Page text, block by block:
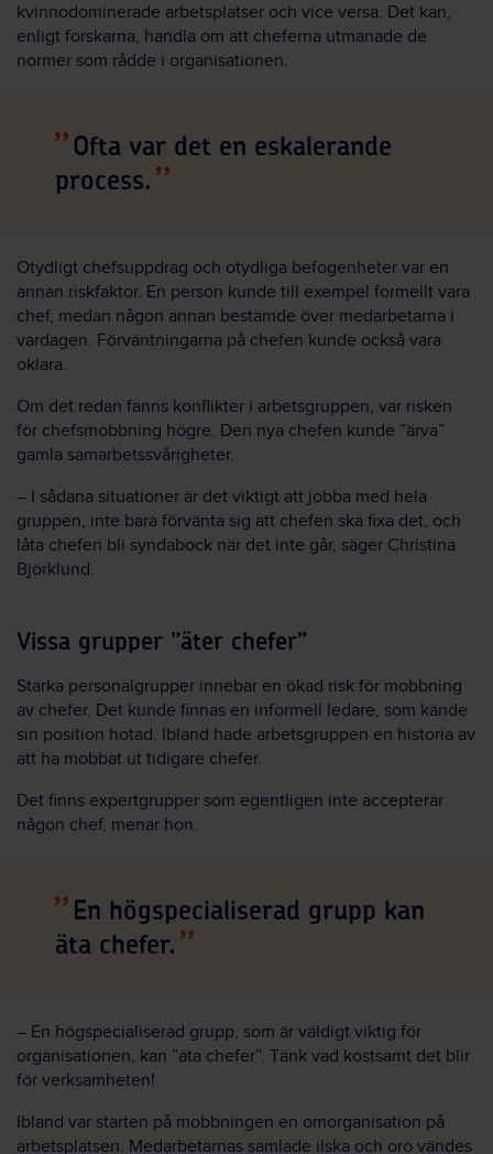
kvinnodominerade arbetsplatser och vice versa. Det kan,
enligt forskarna, handla om att cheferna utmanade de
normer som rådde i organisationen.
Ofta var det en eskalerande
process.
Otydligt chefsuppdrag och otydliga befogenheter var en
annan riskfaktor. En person kunde till exempel formellt vara
chef, medan någon annan bestämde över medarbetarna i
vardagen. Förväntningarna på chefen kunde också vara
oklara.
Om det redan fanns konflikter i arbetsgruppen, var risken
för chefsmobbning högre. Den nya chefen kunde ”ärva”
gamla samarbetssvårigheter.
– I sådana situationer är det viktigt att jobba med hela
gruppen, inte bara förvänta sig att chefen ska fixa det, och
låta chefen bli syndabock när det inte går, säger Christina
Björklund.
Vissa grupper ”äter chefer”
Starka personalgrupper innebar en ökad risk för mobbning
av chefer. Det kunde finnas en informell ledare, som kände
sin position hotad. Ibland hade arbetsgruppen en historia av
att ha mobbat ut tidigare chefer.
Det finns expertgrupper som egentligen inte accepterar
någon chef, menar hon.
En högspecialiserad grupp kan
äta chefer.
– En högspecialiserad grupp, som är väldigt viktig för
organisationen, kan ”äta chefer”. Tänk vad kostsamt det blir
för verksamheten!
Ibland var starten på mobbningen en omorganisation på
arbetsplatsen. Medarbetarnas samlade ilska och oro vändes